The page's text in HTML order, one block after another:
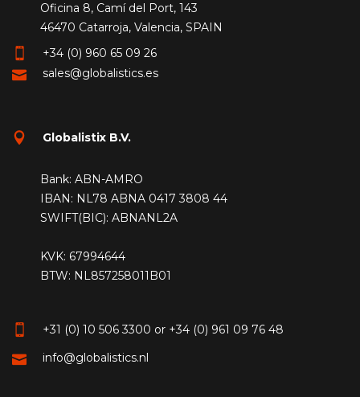
Oficina 8, Camí del Port, 143
46470 Catarroja, Valencia, SPAIN
+34 (0) 960 65 09 26
sales@globalistics.es
Globalistix B.V.
Bank: ABN-AMRO
IBAN: NL78 ABNA 0417 3808 44
SWIFT(BIC): ABNANL2A
KVK: 67994644
BTW: NL857258011B01
+31 (0) 10 506 3300 or +34 (0) 961 09 76 48
info@globalistics.nl